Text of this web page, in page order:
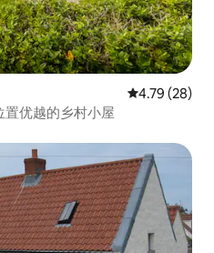
平均评分
4.79 (28)
置优越的乡村小屋